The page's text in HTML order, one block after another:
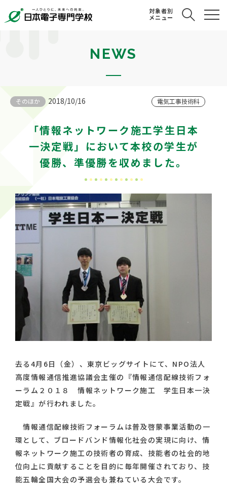
対象者別
メニュー
NEWS
そのほか 2018/10/16 電気工事技術科
「情報ネットワーク施工学生日本
一決定戦」において本校の学生が
優勝、準優勝を収めました。
去る4月6日（金）、東京ビッグサイトにて、NPO法人
高度情報通信推進協議会主催の『情報通信配線技術フォ
ーラム２０１８ 情報ネットワーク施工 学生日本一決
定戦』が行われました。
情報通信配線技術フォーラムは普及啓蒙事業活動の一
環として、ブロードバンド情報化社会の実現に向け、情
報ネットワーク施工の技術者の育成、技能者の社会的地
位向上に貢献することを目的に毎年開催されており、技
能五輪全国大会の予選会も兼ねている大会です。